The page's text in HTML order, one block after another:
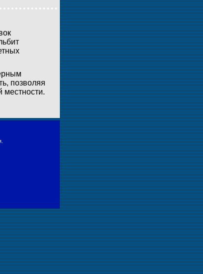
позволяя
местности.